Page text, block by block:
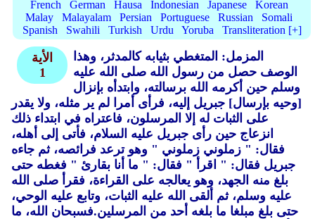
French
German Hausa Indonesian Japanese
Korean
Malay
Malayalam Persian Portuguese Russian
Somali
Spanish
Swahili Turkish Urdu Yoruba Transliteration [+]
الأية
1
المزمل: المتغطي بثيابه كالمدثر، وهذا
الوصف حصل من رسول الله صلى الله عليه
وسلم حين أكرمه الله برسالته، وابتدأه بإنزال
[وحيه بإرسال] جبريل إليه، فرأى أمرا لم ير مثله، ولا يقدر
على الثبات له إلا المرسلون، فاعتراه في ابتداء ذلك
انزعاج حين رأى جبريل عليه السلام، فأتى إلى أهله،
فقال: " زملوني زملوني " وهو ترعد فرائصه، ثم جاءه
جبريل فقال: " اقرأ " فقال: " ما أنا بقارئ " فغطه حتى
بلغ منه الجهد، وهو يعالجه على القراءة، فقرأ صلى الله
عليه وسلم، ثم ألقى الله عليه الثبات، وتابع عليه الوحي،
حتى بلغ مبلغا ما بلغه أحد من المرسلين.فسبحان الله، ما